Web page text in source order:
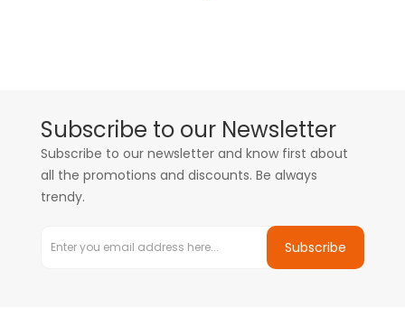
Subscribe to our Newsletter
Subscribe to our newsletter and know first about
all the promotions and discounts. Be always
trendy.
Subscribe